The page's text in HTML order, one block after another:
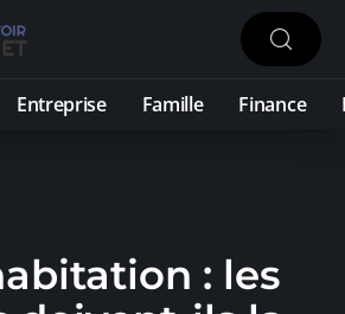
Entreprise Famille Finance
: les